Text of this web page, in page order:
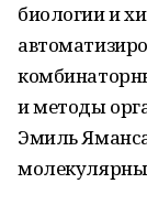
биологии и
и методы
Эмиль